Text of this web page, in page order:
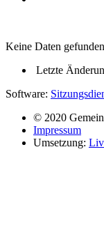
Keine Daten
Letzte
Software:
© 2020
Impressum
Umsetzung: